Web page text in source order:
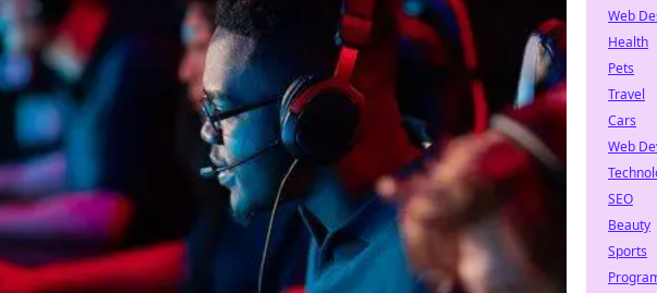
Web
Health
Pets
Travel
Cars
Web
SEO
Beauty
Sports